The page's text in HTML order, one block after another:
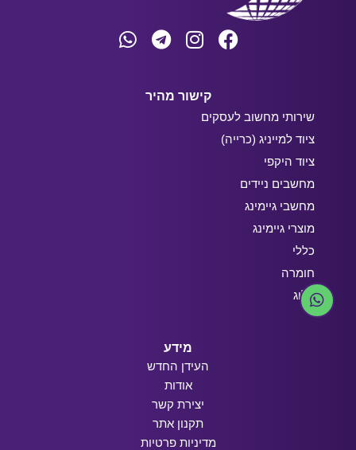
קישור מהיר
שירותי מחשוב לעסקים
ציוד למייניג (כרייה)
ציוד היקפי
מחשבים ניידים
מחשבי גיימינג
מוצרי גיימינג
כללי
חומרה
בלוג
מידע
העידן החדש
אודות
יצירת קשר
תקנון אתר
מדיניות פרטיות